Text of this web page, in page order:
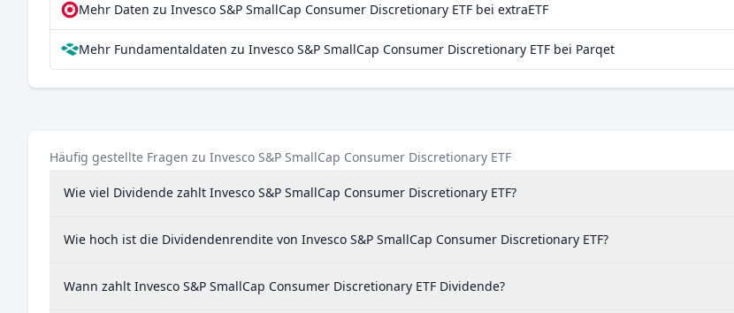
Mehr Daten zu Invesco S&P SmallCap Consumer Discretionary ETF bei extraETF
Mehr Fundamentaldaten zu Invesco S&P SmallCap Consumer Discretionary ETF bei Parqet
Häufig gestellte Fragen zu Invesco S&P SmallCap Consumer Discretionary ETF
Wie viel Dividende zahlt Invesco S&P SmallCap Consumer Discretionary ETF?
Wie hoch ist die Dividendenrendite von Invesco S&P SmallCap Consumer Discretionary ETF?
Wann zahlt Invesco S&P SmallCap Consumer Discretionary ETF Dividende?